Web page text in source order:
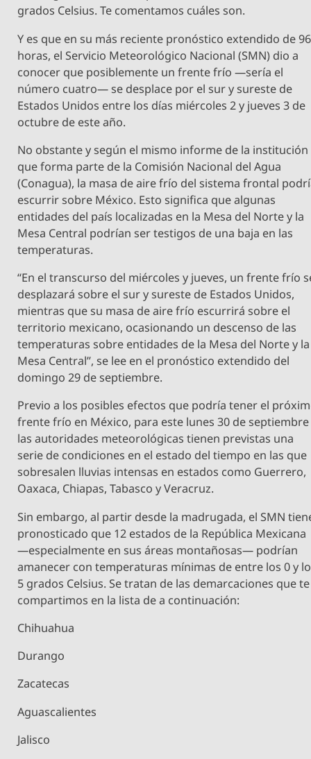
grados Celsius. Te comentamos cuáles son.
Y es que en su más reciente pronóstico extendido de 96
horas, el Servicio Meteorológico Nacional (SMN) dio a
conocer que posiblemente un frente frío —sería el
número cuatro— se desplace por el sur y sureste de
Estados Unidos entre los días miércoles 2 y jueves 3 de
octubre de este año.
No obstante y según el mismo informe de la institución
que forma parte de la Comisión Nacional del Agua
(Conagua), la masa de aire frío del sistema frontal
escurrir sobre México. Esto significa que algunas
entidades del país localizadas en la Mesa del Norte y la
Mesa Central podrían ser testigos de una baja en las
temperaturas.
“En el transcurso del miércoles y jueves, un frente frío
desplazará sobre el sur y sureste de Estados Unidos,
mientras que su masa de aire frío escurrirá sobre el
territorio mexicano, ocasionando un descenso de las
temperaturas sobre entidades de la Mesa del Norte y la
Mesa Central”, se lee en el pronóstico extendido del
domingo 29 de septiembre.
Previo a los posibles efectos que podría tener el
frente frío en México, para este lunes 30 de septiembre
las autoridades meteorológicas tienen previstas una
serie de condiciones en el estado del tiempo en las que
sobresalen lluvias intensas en estados como Guerrero,
Oaxaca, Chiapas, Tabasco y Veracruz.
Sin embargo, al partir desde la madrugada, el SMN
pronosticado que 12 estados de la República Mexicana
—especialmente en sus áreas montañosas— podrían
amanecer con temperaturas mínimas de entre los 0 y
5 grados Celsius. Se tratan de las demarcaciones que te
compartimos en la lista de a continuación:
Chihuahua
Durango
Zacatecas
Aguascalientes
Jalisco